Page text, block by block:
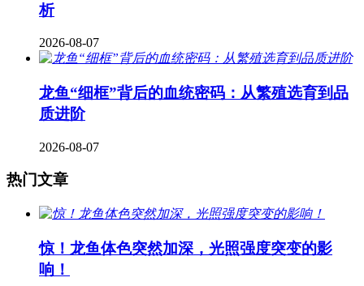
析
2026-08-07
龙鱼“细框”背后的血统密码：从繁殖选育到品
质进阶
2026-08-07
热门文章
惊！龙鱼体色突然加深，光照强度突变的影
响！